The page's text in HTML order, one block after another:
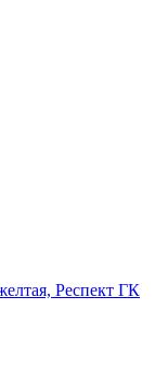
Респект ГК